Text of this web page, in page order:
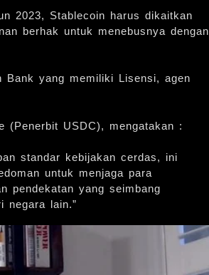
2023, Stablecoin harus dikaitkan
berhak untuk menebusnya dengan
Bank yang memiliki Lisensi, agen
USDC), mengatakan :
standar kebijakan cerdas, ini
untuk menjaga para
pendekatan yang seimbang
negara lain.”